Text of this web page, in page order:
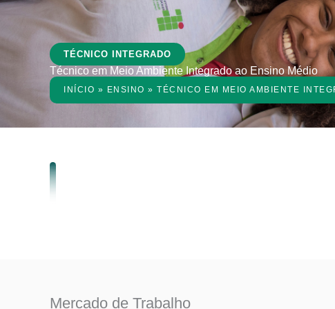
TÉCNICO INTEGRADO
Técnico em Meio Ambiente Integrado ao Ensino Médio
INÍCIO » ENSINO » TÉCNICO EM MEIO AMBIENTE
Mercado de Trabalho